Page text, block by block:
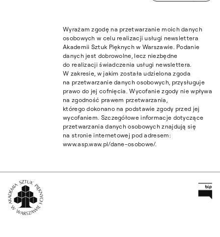
Wyrażam zgodę na przetwarzanie moich danych
osobowych w celu realizacji usługi newslettera
Akademii Sztuk Pięknych w Warszawie. Podanie
danych jest dobrowolne, lecz niezbędne
do realizacji świadczenia usługi newslettera.
W zakresie, w jakim została udzielona zgoda
na przetwarzanie danych osobowych, przysługuje
prawo do jej cofnięcia. Wycofanie zgody nie wpływa
na zgodność prawem przetwarzania,
którego dokonano na podstawie zgody przed jej
wycofaniem. Szczegółowe informacje dotyczące
przetwarzania danych osobowych znajdują się
na stronie internetowej pod adresem:
www.asp.waw.pl/dane-osobowe/.